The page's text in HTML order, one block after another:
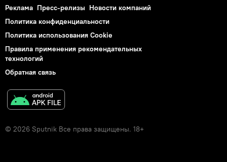
Реклама Пресс-релизы Новости компаний
Политика конфиденциальности
Политика использования Cookie
Правила применения рекомендательных
технологий
Обратная связь
© 2026 Sputnik Все права защищены. 18+